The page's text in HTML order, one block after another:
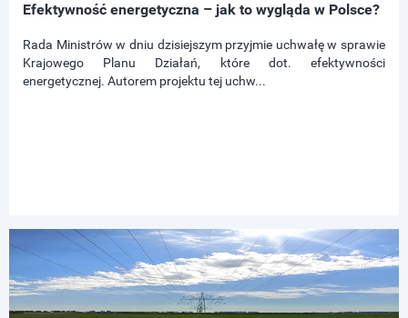
Efektywność energetyczna – jak to wygląda w Polsce?
Rada Ministrów w dniu dzisiejszym przyjmie uchwałę w sprawie
Krajowego Planu Działań, które dot. efektywności
energetycznej. Autorem projektu tej uchw...